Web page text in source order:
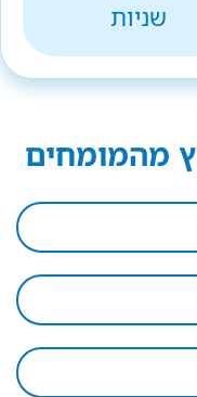
שניות
מהמומחים